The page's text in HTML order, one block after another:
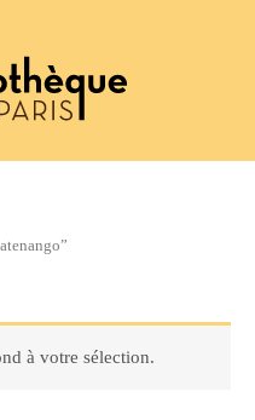
à votre sélection.